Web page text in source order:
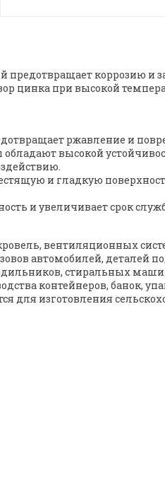
коррозию
цинка при высокой
ржавление и
высокой
и гладкую
и увеличивает срок
вентиляционных
автомобилей, деталей
стиральных
контейнеров, банок,
для изготовления